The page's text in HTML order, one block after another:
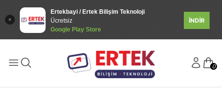
Ertekbayi / Ertek Bilişim Teknoloji
Ücretsiz
Google Play Store
İNDİR
0